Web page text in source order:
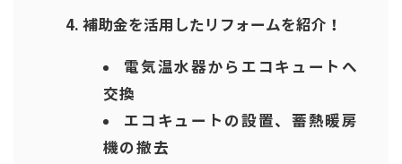
補助金を活用したリフォームを紹介！
電気温水器からエコキュートへ
交換
エコキュートの設置、蓄熱暖房
機の撤去